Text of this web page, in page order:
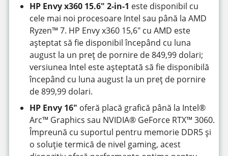
HP Envy x360 15.6″ 2-in-1 este disponibil cu
cele mai noi procesoare Intel sau până la AMD
Ryzen™ 7. HP Envy x360 15,6″ cu AMD este
așteptat să fie disponibil începând cu luna
august la un preț de pornire de 849,99 dolari;
versiunea Intel este așteptată să fie disponibilă
începând cu luna august la un preț de pornire
de 899,99 dolari.
HP Envy 16″ oferă placă grafică până la Intel®
Arc™ Graphics sau NVIDIA® GeForce RTX™ 3060.
Împreună cu suportul pentru memorie DDR5 și
o soluție termică de nivel gaming, acest